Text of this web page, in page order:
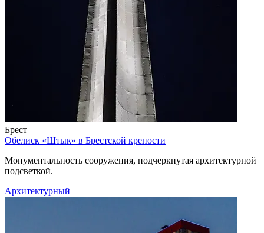
Брест
Обелиск «Штык» в Брестской крепости
Монументальность сооружения, подчеркнутая архитектурной
подсветкой.
Архитектурный